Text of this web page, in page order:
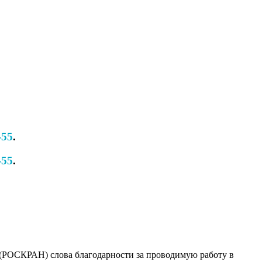
.
.
слова благодарности за проводимую работу в